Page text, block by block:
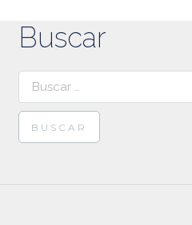
Buscar
Buscar: